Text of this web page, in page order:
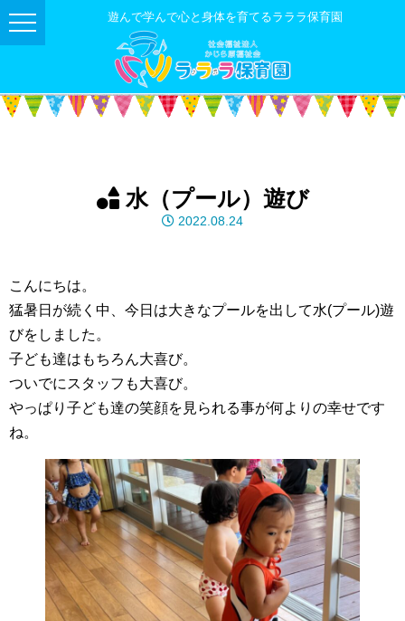
遊んで学んで心と身体を育てるラララ保育園
水（プール）遊び
2022.08.24
こんにちは。
猛暑日が続く中、今日は大きなプールを出して水(プール)遊
びをしました。
子ども達はもちろん大喜び。
ついでにスタッフも大喜び。
やっぱり子ども達の笑顔を見られる事が何よりの幸せです
ね。